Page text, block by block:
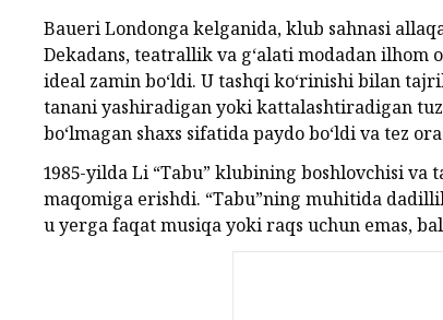
Baueri Londonga kelganida, klub sahnasi
Dekadans, teatrallik va g‘alati modadan
ideal zamin bo‘ldi. U tashqi ko‘rinishi bilan
tanani yashiradigan yoki kattalashtiradigan
bo‘lmagan shaxs sifatida paydo bo‘ldi va tez
1985-yilda Li “Tabu” klubining boshlovchisi
maqomiga erishdi. “Tabu”ning muhitida
u yerga faqat musiqa yoki raqs uchun emas,